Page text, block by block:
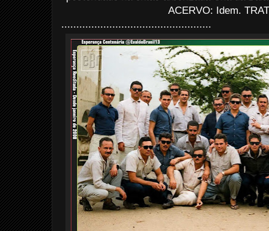
ACERVO: Idem.
..................................................